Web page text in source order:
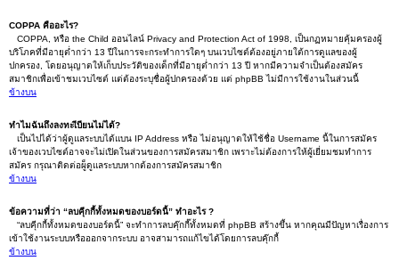
COPPA คืออะไร?
COPPA, หรือ the Child ออนไลน์ Privacy and Protection Act of 1998, เป็นกฏหมายคุ้มครองผู้
บริโภคที่มีอายุต่ำกว่า 13 ปีในการจะกระทำการใดๆ บนเวบไซต์ต้องอยู่ภายใต้การดูแลของผู้
ปกครอง, โดยอนุญาตให้เก็บประวัติของเด็กที่มีอายุต่ำกว่า 13 ปี หากมีความจำเป็นต้องสมัคร
สมาชิกเพื่อเข้าชมเวบไซต์ แต่ต้องระบุชื่อผู้ปกครองด้วย แต่ phpBB ไม่มีการใช้งานในส่วนนี้
ข้างบน
ทำไมฉันถึงลงทะเีบียนไม่ได้?
เป็นไปได้ว่าผู้ดูแลระบบได้แบน IP Address หรือ ไม่อนุญาตให้ใช้ชื่อ Username นี้ในการสมัคร
เจ้าของเวบไซต์อาจจะไม่เปิดในส่วนของการสมัครสมาชิก เพราะไม่ต้องการให้ผู้เยี่ยมชมทำการ
สมัคร กรุณาติดต่อผู็ดูแลระบบหากต้องการสมัครสมาชิก
ข้างบน
ข้อความที่ว่า “ลบคุีกกี้ทั้งหมดของบอร์ดนี้” ทำอะไร ?
“ลบคุีกกี้ทั้งหมดของบอร์ดนี้” จะทำการลบคุ๊กกี๊ทั้งหมดที่ phpBB สร้างขึ้น หากคุณมีปัญหาเรื่องการ
เข้าใช้งานระบบหรือออกจากระบบ อาจสามารถแก้ไขได้โดยการลบคุ๊กกี้
ข้างบน